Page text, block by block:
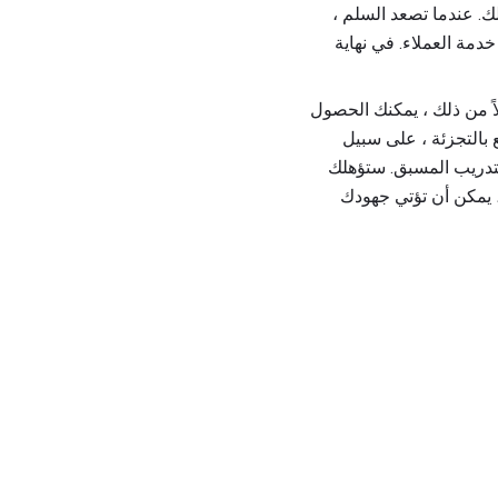
عندما تصعد السلم ،
العملاء. في نهاية
من ذلك ، يمكنك الحصول
، على سبيل
المسبق. ستؤهلك
يمكن أن تؤتي جهودك